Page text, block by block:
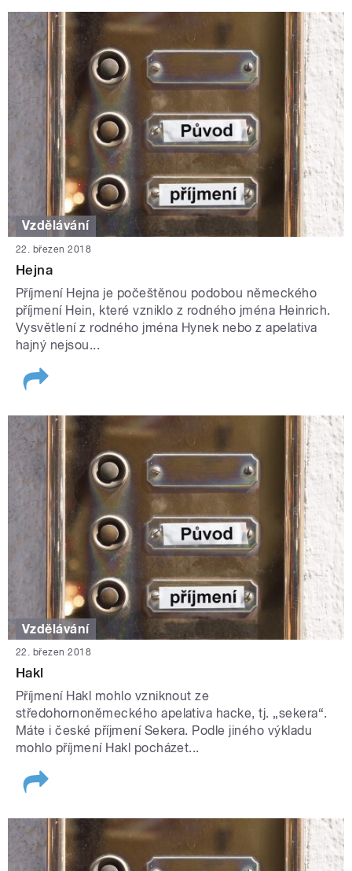
Vzdělávání
22. březen 2018
Hejna
Příjmení Hejna je počeštěnou podobou německého
příjmení Hein, které vzniklo z rodného jména Heinrich.
Vysvětlení z rodného jména Hynek nebo z apelativa
hajný nejsou...
Vzdělávání
22. březen 2018
Hakl
Příjmení Hakl mohlo vzniknout ze
středohornoněmeckého apelativa hacke, tj. „sekera“.
Máte i české příjmení Sekera. Podle jiného výkladu
mohlo příjmení Hakl pocházet...